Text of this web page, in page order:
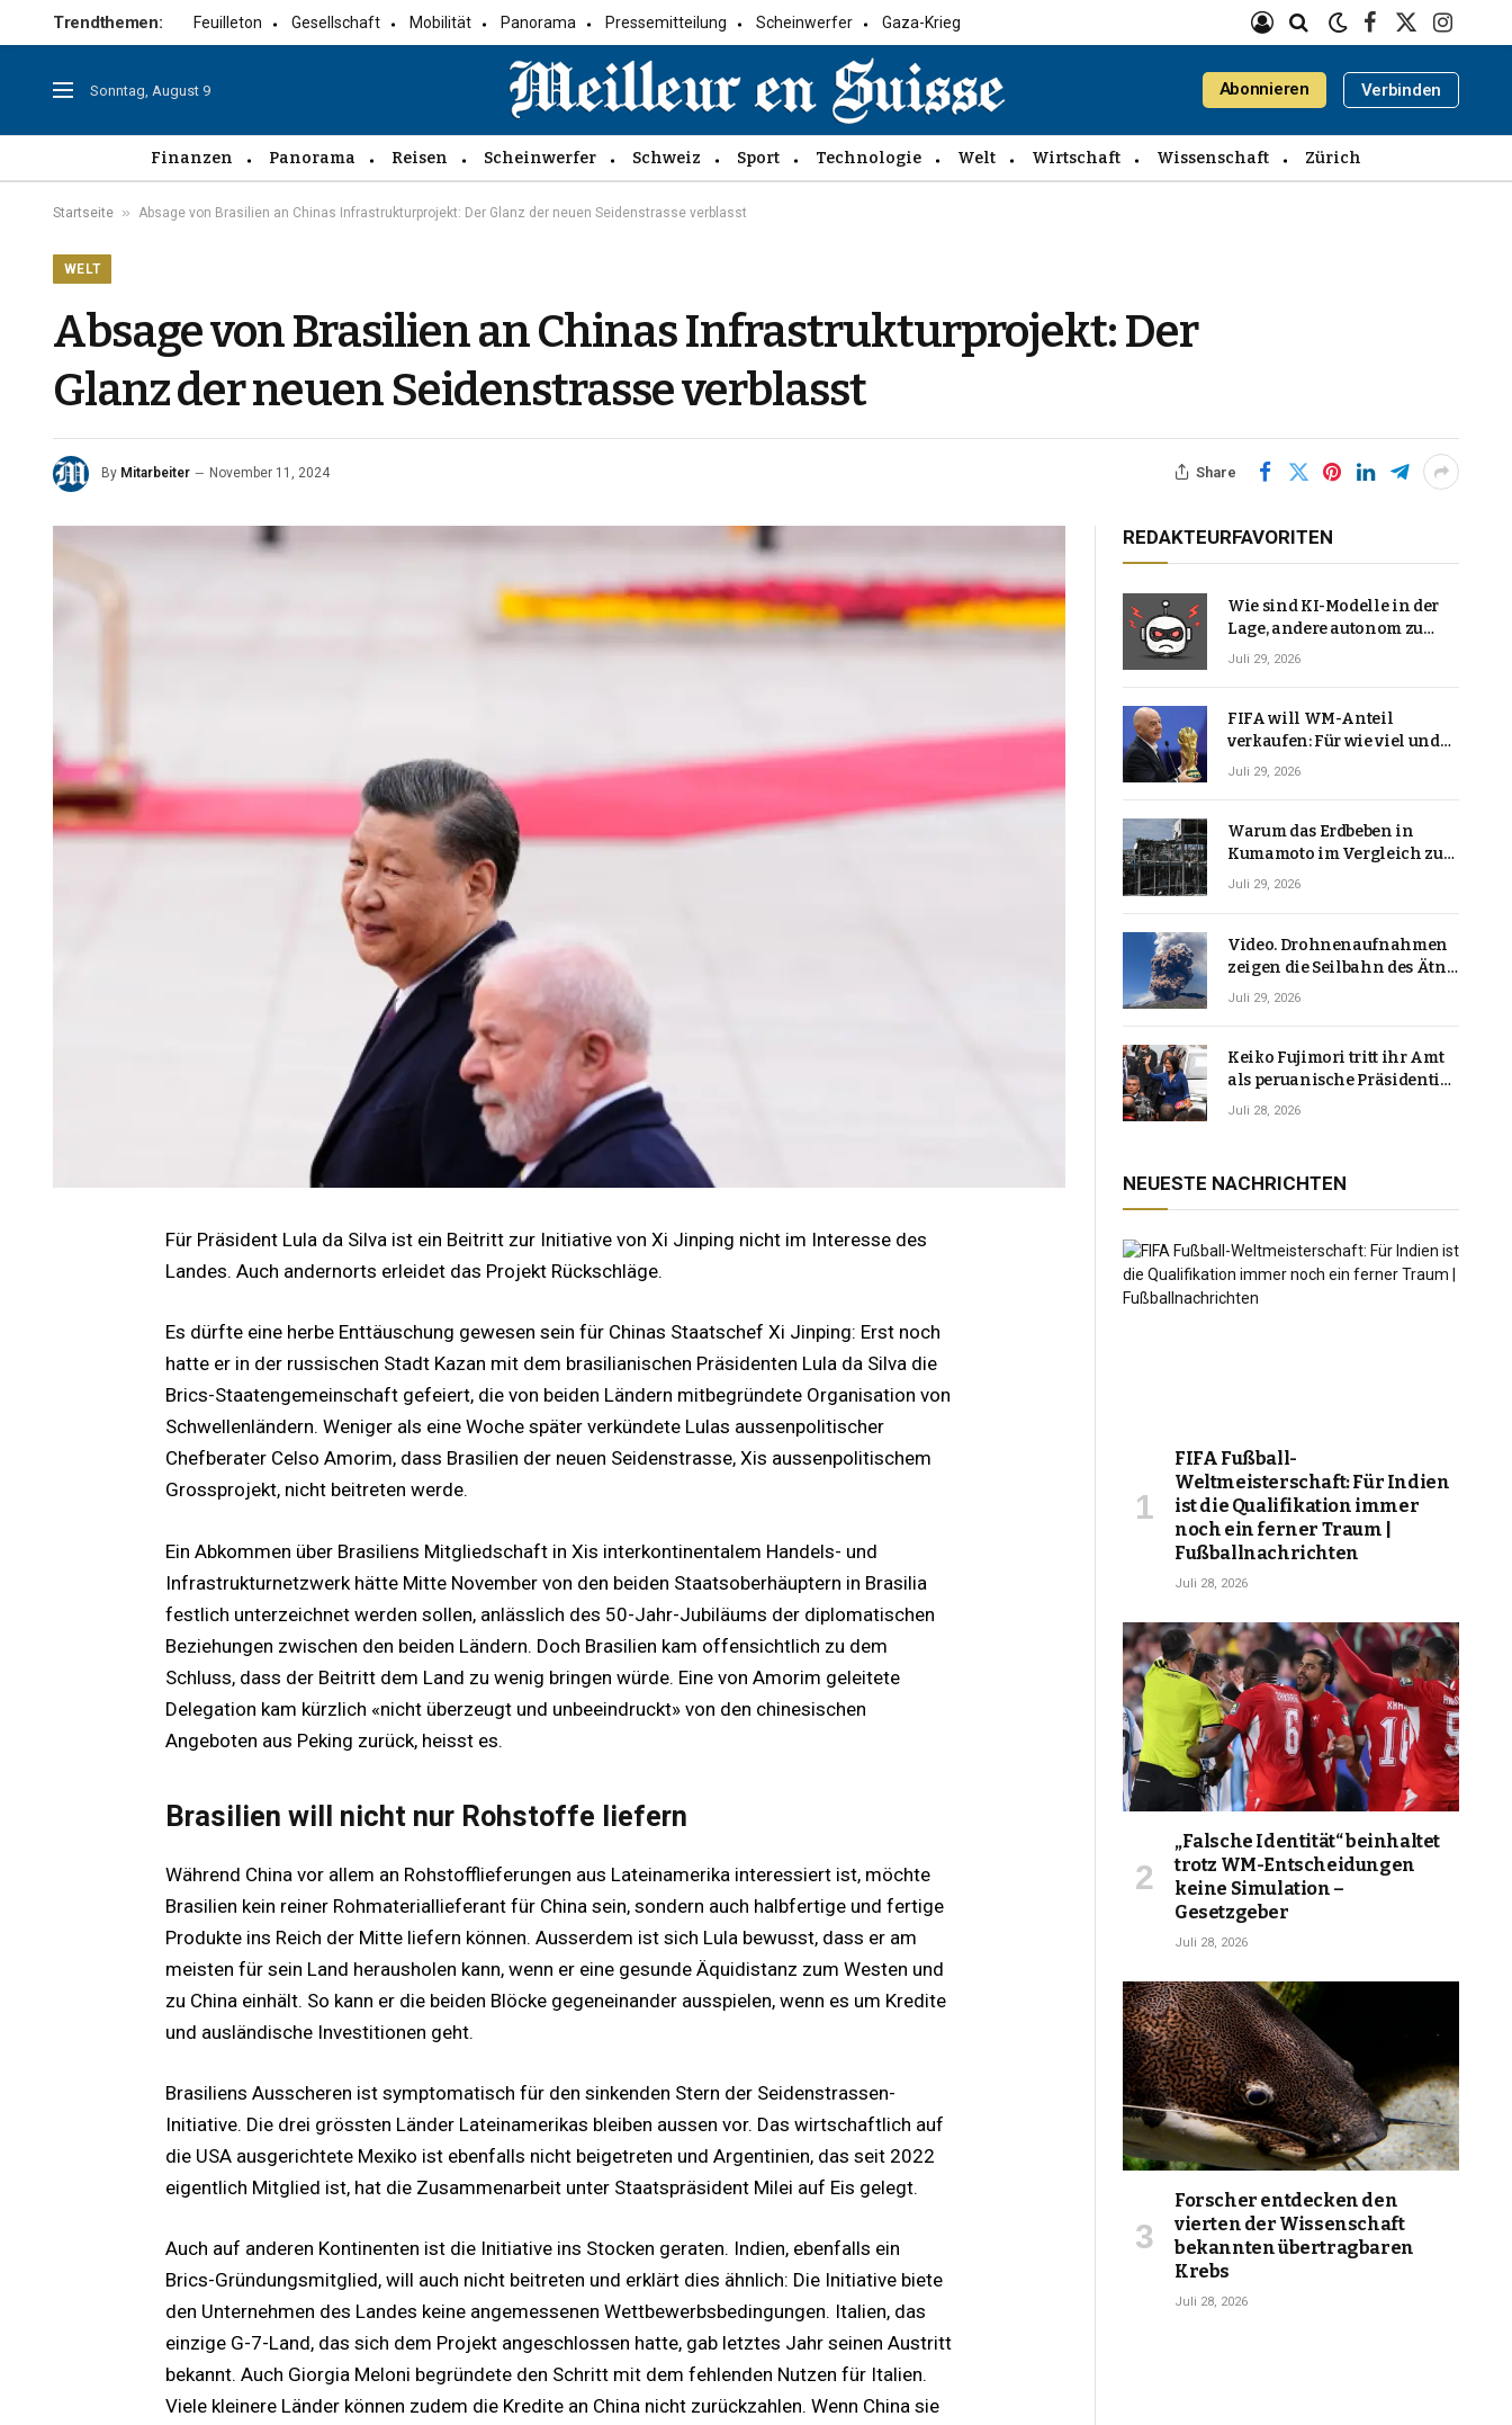
Trendthemen: Feuilleton Gesellschaft Mobilität Panorama Pressemitteilung Scheinwerfer Gaza-Krieg
Facebook
X
Sonntag, August 9 Abonnieren Verbinden
Finanzen Panorama Reisen Scheinwerfer Schweiz Sport Technologie Welt Wirtschaft Wissenschaft Zürich
Startseite » Absage von Brasilien an Chinas Infrastrukturprojekt: Der Glanz der neuen Seidenstrasse verblasst
WELT
Absage von Brasilien an Chinas Infrastrukturprojekt: Der
Glanz der neuen Seidenstrasse verblasst
By Mitarbeiter November 11, 2024 Share
Für Präsident Lula da Silva ist ein Beitritt zur Initiative von Xi Jinping nicht im Interesse des
Landes. Auch andernorts erleidet das Projekt Rückschläge.
Es dürfte eine herbe Enttäuschung gewesen sein für Chinas Staatschef Xi Jinping: Erst noch
hatte er in der russischen Stadt Kazan mit dem brasilianischen Präsidenten Lula da Silva die
Brics-Staatengemeinschaft gefeiert, die von beiden Ländern mitbegründete Organisation von
Schwellenländern. Weniger als eine Woche später verkündete Lulas aussenpolitischer
Chefberater Celso Amorim, dass Brasilien der neuen Seidenstrasse, Xis aussenpolitischem
Grossprojekt, nicht beitreten werde.
Ein Abkommen über Brasiliens Mitgliedschaft in Xis interkontinentalem Handels- und
Infrastrukturnetzwerk hätte Mitte November von den beiden Staatsoberhäuptern in Brasilia
festlich unterzeichnet werden sollen, anlässlich des 50-Jahr-Jubiläums der diplomatischen
Beziehungen zwischen den beiden Ländern. Doch Brasilien kam offensichtlich zu dem
Schluss, dass der Beitritt dem Land zu wenig bringen würde. Eine von Amorim geleitete
Delegation kam kürzlich «nicht überzeugt und unbeeindruckt» von den chinesischen
Angeboten aus Peking zurück, heisst es.
Brasilien will nicht nur Rohstoffe liefern
Während China vor allem an Rohstofflieferungen aus Lateinamerika interessiert ist, möchte
Brasilien kein reiner Rohmateriallieferant für China sein, sondern auch halbfertige und fertige
Produkte ins Reich der Mitte liefern können. Ausserdem ist sich Lula bewusst, dass er am
meisten für sein Land herausholen kann, wenn er eine gesunde Äquidistanz zum Westen und
zu China einhält. So kann er die beiden Blöcke gegeneinander ausspielen, wenn es um Kredite
und ausländische Investitionen geht.
Brasiliens Ausscheren ist symptomatisch für den sinkenden Stern der Seidenstrassen-
Initiative. Die drei grössten Länder Lateinamerikas bleiben aussen vor. Das wirtschaftlich auf
die USA ausgerichtete Mexiko ist ebenfalls nicht beigetreten und Argentinien, das seit 2022
eigentlich Mitglied ist, hat die Zusammenarbeit unter Staatspräsident Milei auf Eis gelegt.
Auch auf anderen Kontinenten ist die Initiative ins Stocken geraten. Indien, ebenfalls ein
Brics-Gründungsmitglied, will auch nicht beitreten und erklärt dies ähnlich: Die Initiative biete
den Unternehmen des Landes keine angemessenen Wettbewerbsbedingungen. Italien, das
einzige G-7-Land, das sich dem Projekt angeschlossen hatte, gab letztes Jahr seinen Austritt
bekannt. Auch Giorgia Meloni begründete den Schritt mit dem fehlenden Nutzen für Italien.
Viele kleinere Länder können zudem die Kredite an China nicht zurückzahlen. Wenn China sie
REDAKTEURFAVORITEN
Wie sind KI-Modelle in der
Lage, andere autonom zu
hacken? | Technologie-News
Juli 29, 2026
FIFA will WM-Anteil
verkaufen: Für wie viel und
warum macht Gianni
Juli 29, 2026
Warum das Erdbeben in
Kumamoto im Vergleich zu
den meisten Erdbeben, die
Juli 29, 2026
Video. Drohnenaufnahmen
zeigen die Seilbahn des Ätna
über einer Vulkanlandschaft
Juli 29, 2026
Keiko Fujimori tritt ihr Amt
als peruanische Präsidentin
an und verspricht, das
Juli 28, 2026
NEUESTE NACHRICHTEN
FIFA Fußball-
Weltmeisterschaft: Für Indien
ist die Qualifikation immer
noch ein ferner Traum |
Fußballnachrichten
Juli 28, 2026
„Falsche Identität“ beinhaltet
trotz WM-Entscheidungen
keine Simulation –
Gesetzgeber
Juli 28, 2026
Forscher entdecken den
vierten der Wissenschaft
bekannten übertragbaren
Krebs
Juli 28, 2026